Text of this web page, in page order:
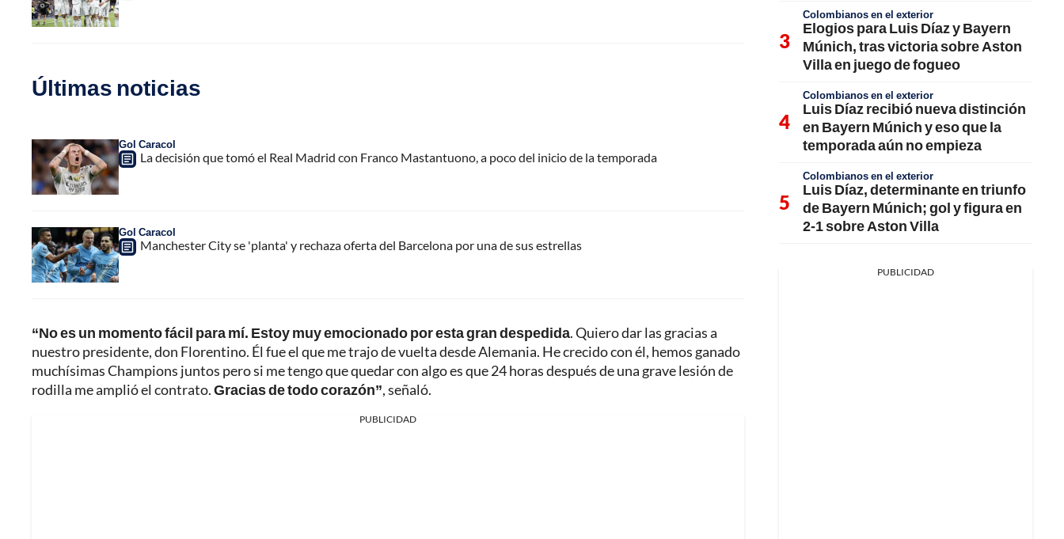
Últimas noticias
Gol Caracol
La decisión que tomó el Real Madrid con Franco Mastantuono, a poco del inicio de la temporada
Gol Caracol
Manchester City se 'planta' y rechaza oferta del Barcelona por una de sus estrellas
“No es un momento fácil para mí. Estoy muy emocionado por esta gran despedida. Quiero dar las gracias a
nuestro presidente, don Florentino. Él fue el que me trajo de vuelta desde Alemania. He crecido con él, hemos ganado
muchísimas Champions juntos pero si me tengo que quedar con algo es que 24 horas después de una grave lesión de
rodilla me amplió el contrato.Gracias de todo corazón”, señaló.
PUBLICIDAD
Colombianos en el exterior
Elogios para Luis Díaz y Bayern
Múnich, tras victoria sobre Aston
Villa en juego de fogueo
Colombianos en el exterior
Luis Díaz recibió nueva distinción
en Bayern Múnich y eso que la
temporada aún no empieza
Colombianos en el exterior
Luis Díaz, determinante en triunfo
de Bayern Múnich; gol y figura en
2-1 sobre Aston Villa
PUBLICIDAD